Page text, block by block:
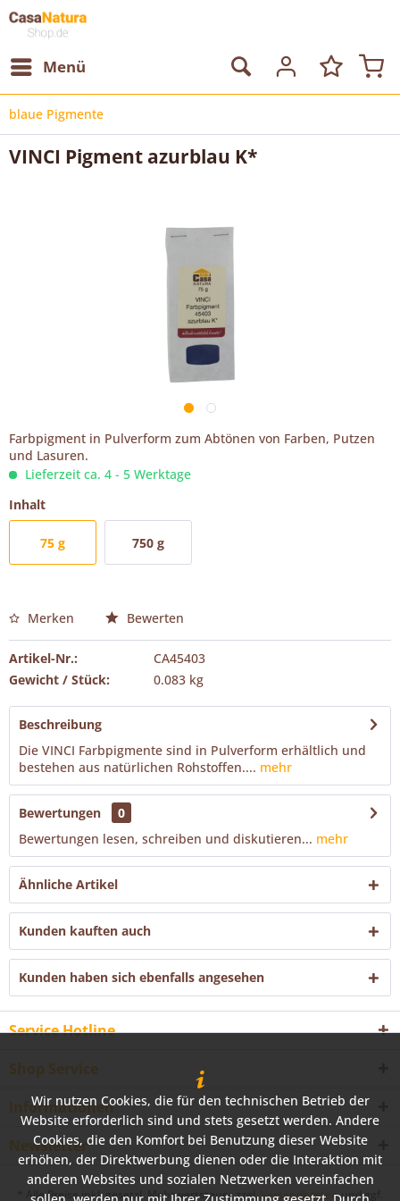
Menü
blaue Pigmente
VINCI Pigment azurblau K*
Farbpigment in Pulverform zum Abtönen von Farben, Putzen
und Lasuren.
Lieferzeit ca. 4 - 5 Werktage
Inhalt
75 g 750 g
Merken Bewerten
Artikel-Nr.:
CA45403
Gewicht / Stück:
0.083 kg
Beschreibung
Die VINCI Farbpigmente sind in Pulverform erhältlich und
bestehen aus natürlichen Rohstoffen.... mehr
Bewertungen
0
Bewertungen lesen, schreiben und diskutieren... mehr
Ähnliche Artikel
Kunden kauften auch
Kunden haben sich ebenfalls angesehen
Service Hotline
Shop Service
Informationen
Newsletter
* Alle Preise inkl. gesetzl. Mehrwertsteuer zzgl.Versandkostenund ggf.
Wir nutzen Cookies, die für den technischen Betrieb der
Website erforderlich sind und stets gesetzt werden. Andere
Cookies, die den Komfort bei Benutzung dieser Website
erhöhen, der Direktwerbung dienen oder die Interaktion mit
anderen Websites und sozialen Netzwerken vereinfachen